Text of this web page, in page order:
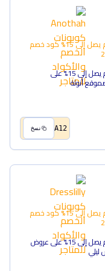
إلى 15% كود خصم
خصم يصل إلى 15% على
أنوثة
A12 نسخ
إلى 15% كود خصم
خصم يصل إلى 15% على عروض
ليلي